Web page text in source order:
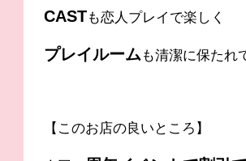
CASTも恋人プレイで楽しく
プレイルーム も清潔に保たれ
【このお店の良いところ】